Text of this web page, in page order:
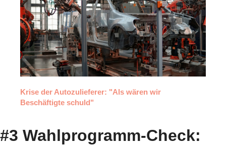
Krise der Autozulieferer: "Als wären wir
Beschäftigte schuld"
#3 Wahlprogramm-Check: